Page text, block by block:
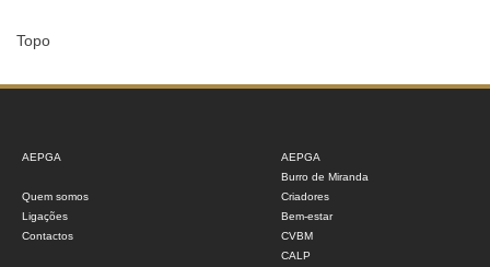
Topo
AEPGA
Quem somos
Ligações
Contactos
AEPGA
Burro de Miranda
Criadores
Bem-estar
CVBM
CALP